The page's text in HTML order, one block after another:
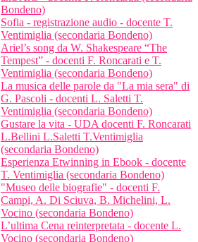
Bondeno)
Sofia - registrazione audio - docente T.
Ventimiglia (secondaria Bondeno)
Ariel’s song da W. Shakespeare “The
Tempest” - docenti F. Roncarati e T.
Ventimiglia (secondaria Bondeno)
La musica delle parole da "La mia sera" di
G. Pascoli - docenti L. Saletti T.
Ventimiglia (secondaria Bondeno)
Gustare la vita - UDA docenti F. Roncarati
L.Bellini L.Saletti T.Ventimiglia
(secondaria Bondeno)
Esperienza Etwinning in Ebook - docente
T. Ventimiglia (secondaria Bondeno)
"Museo delle biografie" - docenti F.
Campi, A. Di Sciuva, B. Michelini, L.
Vocino (secondaria Bondeno)
L’ultima Cena reinterpretata - docente L.
Vocino (secondaria Bondeno)